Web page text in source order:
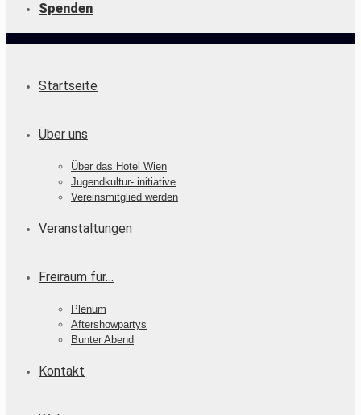
Spenden
Startseite
Über uns
Über das Hotel Wien
Jugendkultur- initiative
Vereinsmitglied werden
Veranstaltungen
Freiraum für…
Plenum
Aftershowpartys
Bunter Abend
Kontakt